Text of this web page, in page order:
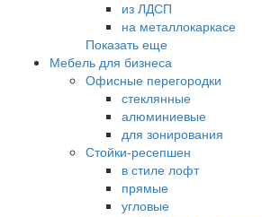
из ЛДСП
на металлокаркасе
Показать еще
Мебель для бизнеса
Офисные перегородки
стеклянные
алюминиевые
для зонирования
Стойки-ресепшен
в стиле лофт
прямые
угловые